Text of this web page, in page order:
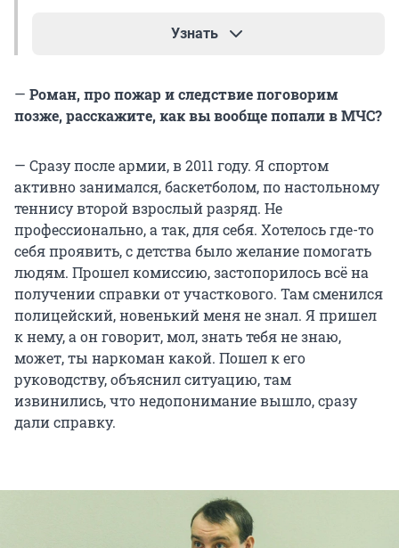
Узнать
декабря 2022 года. Площадь пожара составила
196 квадратныхметров, выгорело два этажа
Правоохранительные органы позже
официально признали, что заведение работало
нелегально, его организатор — пастор
евангельской церкви Андрей Смирнов. В
октябре 2023 года его приговорили к пяти
годам колонии общего режима. Адвокат
пастора, как и сам Смирнов,заявлял, что
контролирующие и проверяющие органы
знали о работе «Доброго дела». По их словам, в
приют сдавали людей сотрудники полиции и
больниц.
— Роман, про пожар и следствие поговорим
позже, расскажите, как вы вообще попали в МЧС?
— Сразу после армии, в 2011 году. Я спортом
активно занимался, баскетболом, по настольному
теннису второй взрослый разряд. Не
профессионально, а так, для себя. Хотелось где-то
себя проявить, с детства было желание помогать
людям. Прошел комиссию, застопорилось всё на
получении справки от участкового. Там сменился
полицейский, новенький меня не знал. Я пришел
к нему, а он говорит, мол, знать тебя не знаю,
может, ты наркоман какой. Пошел к его
руководству, объяснил ситуацию, там
извинились, что недопонимание вышло, сразу
дали справку.